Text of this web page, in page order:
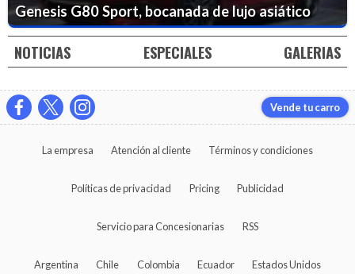
Genesis G80 Sport, bocanada de lujo asiático
NOTICIAS ESPECIALES GALERIAS
Vende tu carro
La empresa Atención al cliente Términos y condiciones
Políticas de privacidad Pricing Publicidad
Servicio para Concesionarias RSS
Argentina Chile Colombia Ecuador Estados Unidos